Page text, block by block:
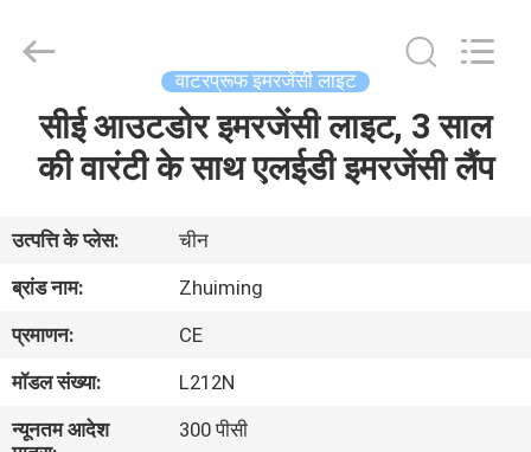
हमारे
बारे
कारखाना
Technology
Co.,Ltd.
वाटरप्रूफ इमरजेंसी लाइट
सीई आउटडोर इमरजेंसी लाइट, 3 साल
की वारंटी के साथ एलईडी इमरजेंसी लैंप
उत्पत्ति के प्लेस:
चीन
ब्रांड नाम:
Zhuiming
प्रमाणन:
CE
मॉडल संख्या:
L212N
न्यूनतम आदेश
300 पीसी